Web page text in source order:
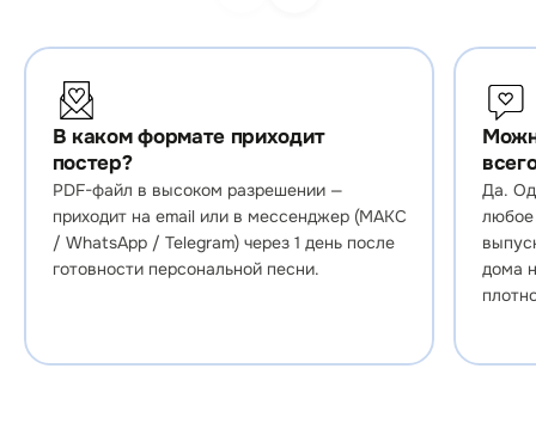
В каком формате приходит
постер?
PDF-файл в высоком разрешении —
приходит на email или в мессенджер (МАКС
/ WhatsApp / Telegram) через 1 день после
готовности персональной песни.
Да.
любое
дома